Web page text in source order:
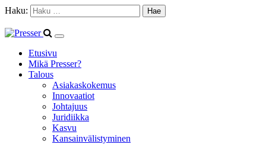
Haku:
Etusivu
Mikä Presser?
Talous
Asiakaskokemus
Innovaatiot
Johtajuus
Juridiikka
Kasvu
Kansainvälistyminen